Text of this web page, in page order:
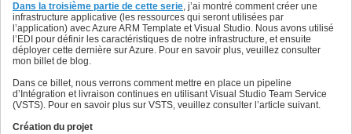
Dans la troisième partie de cette serie, j’ai montré comment créer une
infrastructure applicative (les ressources qui seront utilisées par
l’application) avec Azure ARM Template et Visual Studio. Nous avons utilisé
l’EDI pour définir les caractéristiques de notre infrastructure, et ensuite
déployer cette dernière sur Azure. Pour en savoir plus, veuillez consulter
mon billet de blog.
Dans ce billet, nous verrons comment mettre en place un pipeline
d’Intégration et livraison continues en utilisant Visual Studio Team Service
(VSTS). Pour en savoir plus sur VSTS, veuillez consulter l’article suivant.
Création du projet